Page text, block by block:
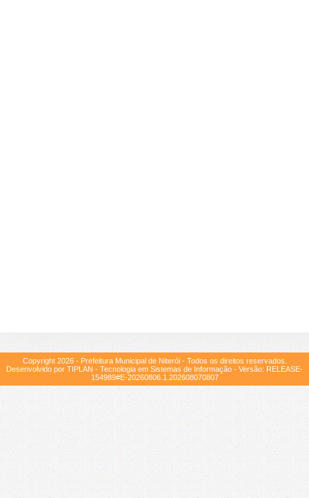
Copyright 2026- Prefeitura Municipal de Niterói - Todos os direitos reservados.
Desenvolvido por TIPLAN - Tecnologia em Sistemas de Informação - Versão: RELEASE-
154989#E-20260806.1.202608070807